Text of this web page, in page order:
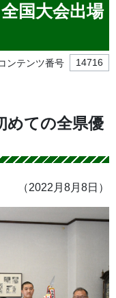
国大会出場
ンテンツ番号 14716
めての全県優
（2022月8月8日）